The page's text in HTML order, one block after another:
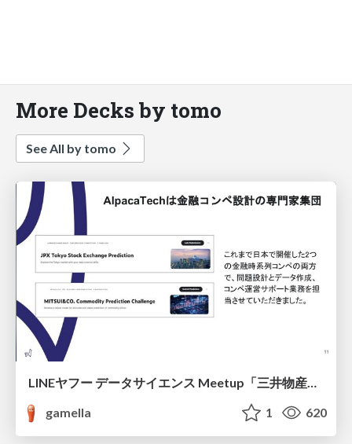
More Decks by tomo
See All by tomo
LINEヤフー データサイエンス Meetup「三井物産コモディティ予測チャレンジ」の舞台裏-AlpacaTechパート
gamella
1 620